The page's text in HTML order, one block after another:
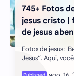
745+ Fotos
jesus cristo |
de jesus
Fotos de jesus:
Jesus”. Aqui,